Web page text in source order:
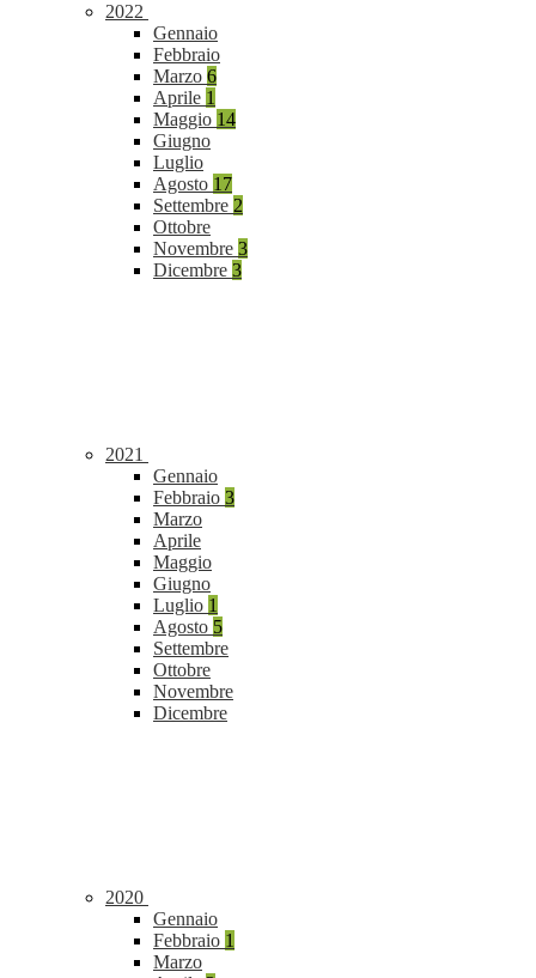
2022
Gennaio
Febbraio
Marzo 6
Aprile 1
Maggio 14
Giugno
Luglio
Agosto 17
Settembre 2
Ottobre
Novembre 3
Dicembre 3
2021
Gennaio
Febbraio 3
Marzo
Aprile
Maggio
Giugno
Luglio 1
Agosto 5
Settembre
Ottobre
Novembre
Dicembre
2020
Gennaio
Febbraio 1
Marzo